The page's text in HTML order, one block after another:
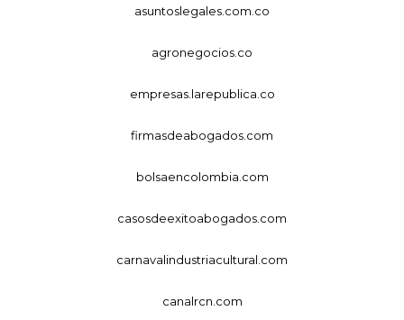
asuntoslegales.com.co
agronegocios.co
empresas.larepublica.co
firmasdeabogados.com
bolsaencolombia.com
casosdeexitoabogados.com
carnavalindustriacultural.com
canalrcn.com